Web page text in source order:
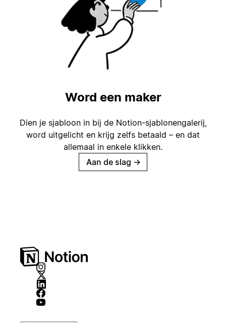
Word een maker
Dien je sjabloon in bij de Notion-sjablonengalerij,
word uitgelicht en krijg zelfs betaald – en dat
allemaal in enkele klikken.
Aan de slag →